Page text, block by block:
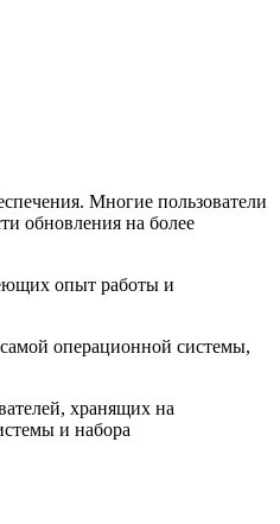
Многие пользователи
обновления на более
опыт работы и
операционной системы,
хранящих на
и набора